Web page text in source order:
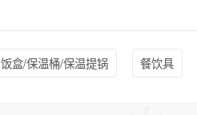
饭盒/保温桶/保温提锅 餐饮具